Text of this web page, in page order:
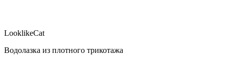
LooklikeCat
Водолазка из плотного трикотажа